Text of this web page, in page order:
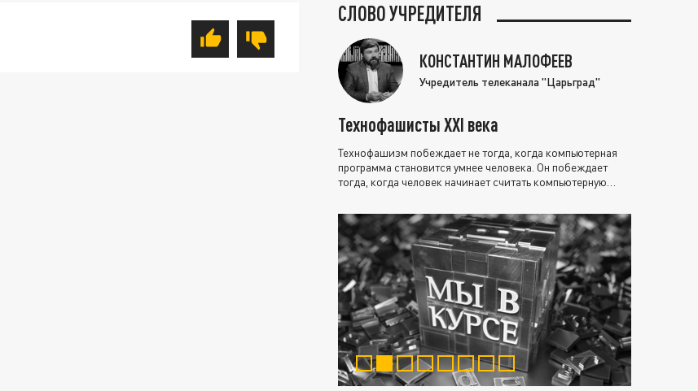
СЛОВО УЧРЕДИТЕЛЯ
КОНСТАНТИН МАЛОФЕЕВ
Учредитель телеканала "Царьград"
Технофашисты XXI века
Технофашизм побеждает не тогда, когда компьютерная
программа становится умнее человека. Он побеждает
тогда, когда человек начинает считать компьютерную